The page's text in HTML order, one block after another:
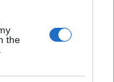
the